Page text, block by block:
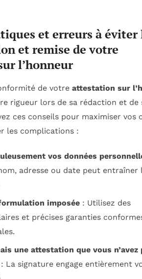
et erreurs à éviter
et remise de votre
l’honneur
de votre attestation sur
rigueur lors de sa rédaction et de
ces conseils pour maximiser vos
les complications :
vos données
adresse ou date peut entraîner
imposée: Utilisez des
et précises garanties
une attestation que vous n’avez
La signature engage entièrement